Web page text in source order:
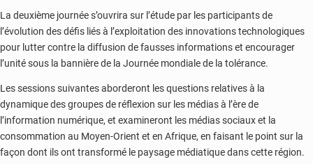
La deuxième journée s’ouvrira sur l’étude par les participants de
l’évolution des défis liés à l’exploitation des innovations technologiques
pour lutter contre la diffusion de fausses informations et encourager
l’unité sous la bannière de la Journée mondiale de la tolérance.
Les sessions suivantes aborderont les questions relatives à la
dynamique des groupes de réflexion sur les médias à l’ère de
l’information numérique, et examineront les médias sociaux et la
consommation au Moyen-Orient et en Afrique, en faisant le point sur la
façon dont ils ont transformé le paysage médiatique dans cette région.